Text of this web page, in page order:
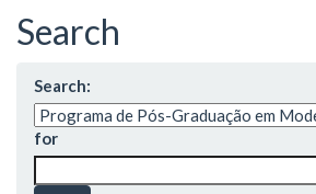
Search
Search:
for